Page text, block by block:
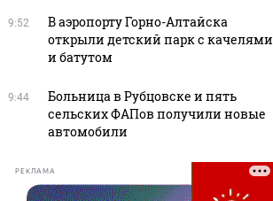
9:52
В аэропорту Горно-Алтайска
открыли детский парк с качелями
и батутом
9:44
Больница в Рубцовске и пять
сельских ФАПов получили новые
автомобили
РЕКЛАМА